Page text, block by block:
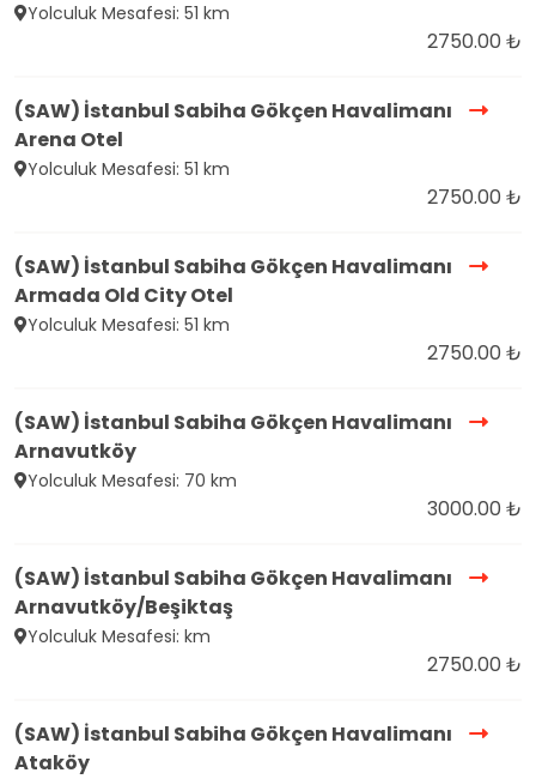
Yolculuk Mesafesi: 51 km
2750.00 ₺
(SAW) İstanbul Sabiha Gökçen Havalimanı
Arena Otel
Yolculuk Mesafesi: 51 km
2750.00 ₺
(SAW) İstanbul Sabiha Gökçen Havalimanı
Armada Old City Otel
Yolculuk Mesafesi: 51 km
2750.00 ₺
(SAW) İstanbul Sabiha Gökçen Havalimanı
Arnavutköy
Yolculuk Mesafesi: 70 km
3000.00 ₺
(SAW) İstanbul Sabiha Gökçen Havalimanı
Arnavutköy/Beşiktaş
Yolculuk Mesafesi: km
2750.00 ₺
(SAW) İstanbul Sabiha Gökçen Havalimanı
Ataköy